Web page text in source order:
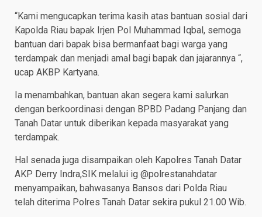
“Kami mengucapkan terima kasih atas bantuan sosial dari
Kapolda Riau bapak Irjen Pol Muhammad Iqbal, semoga
bantuan dari bapak bisa bermanfaat bagi warga yang
terdampak dan menjadi amal bagi bapak dan jajarannya “,
ucap AKBP Kartyana.
Ia menambahkan, bantuan akan segera kami salurkan
dengan berkoordinasi dengan BPBD Padang Panjang dan
Tanah Datar untuk diberikan kepada masyarakat yang
terdampak.
Hal senada juga disampaikan oleh Kapolres Tanah Datar
AKP Derry Indra,SIK melalui ig @polrestanahdatar
menyampaikan, bahwasanya Bansos dari Polda Riau
telah diterima Polres Tanah Datar sekira pukul 21.00 Wib.